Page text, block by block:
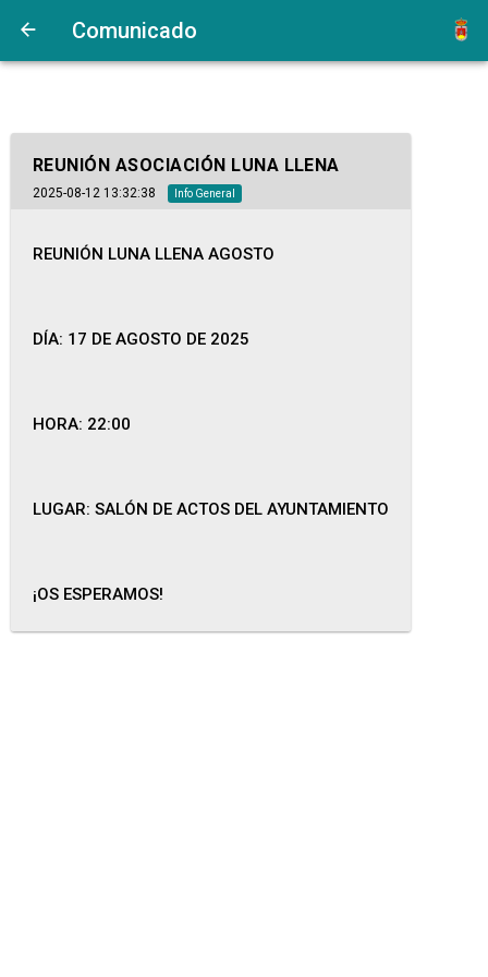
Comunicado
REUNIÓN ASOCIACIÓN LUNA LLENA
2025-08-12 13:32:38 Info General
REUNIÓN LUNA LLENA AGOSTO
DÍA: 17 DE AGOSTO DE 2025
HORA: 22:00
LUGAR: SALÓN DE ACTOS DEL AYUNTAMIENTO
¡OS ESPERAMOS!